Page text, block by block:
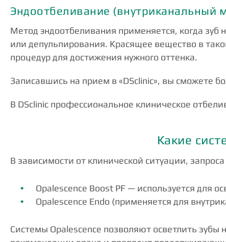
Эндоотбеливание (внутриканальный
Метод эндоотбеливания применяется, когда
или депульпирования. Красящее вещество в
процедур для достижения нужного оттенка.
Записавшись на прием в «DSclinic», вы сможете
В DSclinic профессиональное клиническое
Какие
В зависимости от клинической ситуации,
Opalescence Boost PF — используется для
Opalescence Endo (применяется для
Системы Opalescence позволяют осветлить зубы